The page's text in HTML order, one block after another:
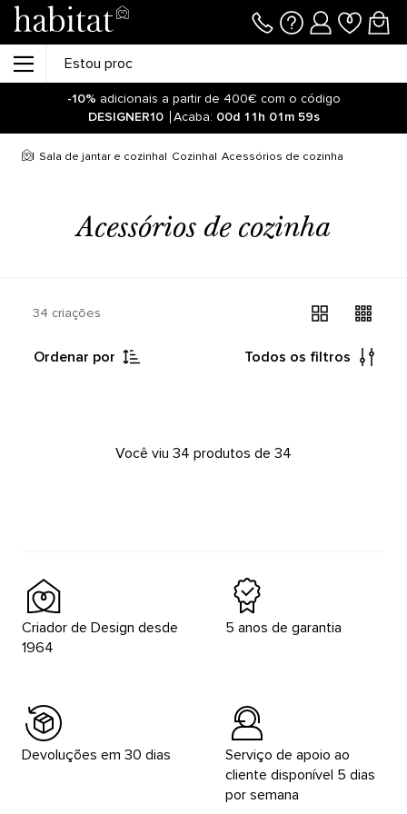
-10% adicionais a partir de 400€ com o código
DESIGNER10
Acaba: 00d 11h 01m 58s
Sala de jantar e cozinha Cozinha Acessórios de cozinha
Acessórios de cozinha
34 criações
Ordenar por Todos os filtros
Você viu 34 produtos de 34
Criador de Design desde
1964
5 anos de garantia
Devoluções em 30 dias
Serviço de apoio ao
cliente disponível 5 dias
por semana